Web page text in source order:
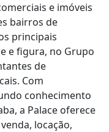
e imóveis
bairros de
principais
e figura, no Grupo
de
Com
conhecimento
a Palace oferece
locação,